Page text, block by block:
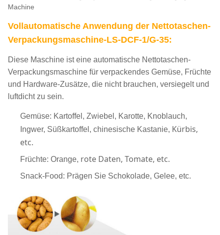
Machine
Vollautomatische Anwendung der Nettotaschen-
Verpackungsmaschine-LS-DCF-1/G-35:
Diese Maschine ist eine automatische Nettotaschen-
Verpackungsmaschine für verpackendes Gemüse, Früchte
und Hardware-Zusätze, die nicht brauchen, versiegelt und
luftdicht zu sein.
Gemüse: Kartoffel, Zwiebel, Karotte, Knoblauch,
Ingwer, Süßkartoffel, chinesische Kastanie, Kürbis,
etc.
Früchte: Orange, rote Daten, Tomate, etc.
Snack-Food: Prägen Sie Schokolade, Gelee, etc.